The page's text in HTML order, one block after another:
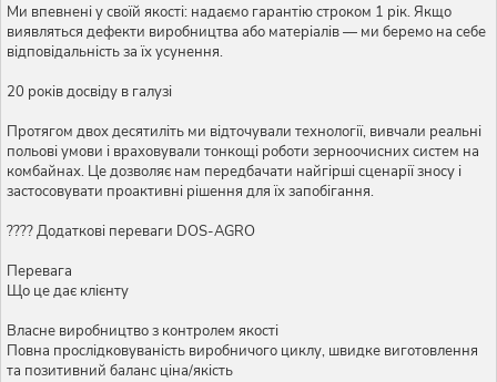
Ми впевнені у своїй якості: надаємо гарантію строком 1 рік. Якщо
виявляться дефекти виробництва або матеріалів — ми беремо на себе
відповідальність за їх усунення.
20 років досвіду в галузі
Протягом двох десятиліть ми відточували технології, вивчали реальні
польові умови і враховували тонкощі роботи зерноочисних систем на
комбайнах. Це дозволяє нам передбачати найгірші сценарії зносу і
застосовувати проактивні рішення для їх запобігання.
???? Додаткові переваги DOS-AGRO
Перевага
Що це дає клієнту
Власне виробництво з контролем якості
Повна прослідковуваність виробничого циклу, швидке виготовлення
та позитивний баланс ціна/якість